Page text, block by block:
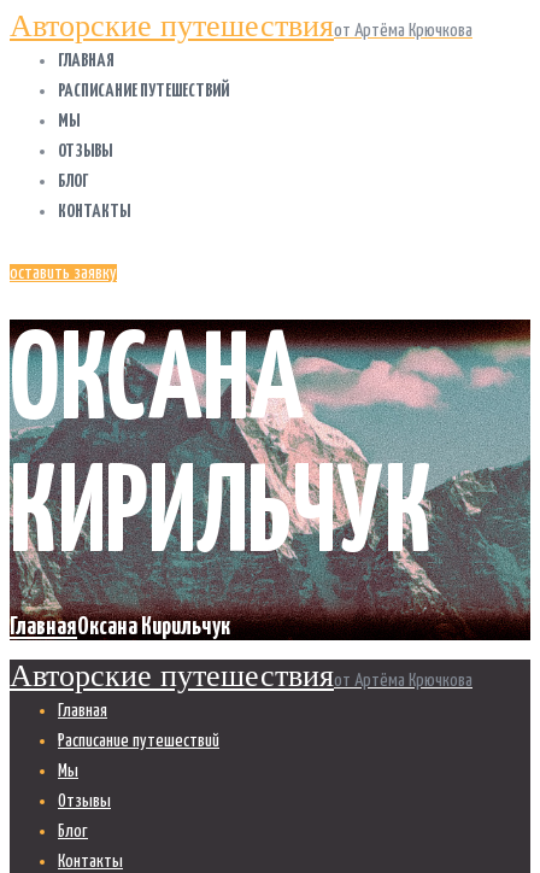
Авторские путешествияот Артёма Крючкова
ГЛАВНАЯ
РАСПИСАНИЕ ПУТЕШЕСТВИЙ
МЫ
ОТЗЫВЫ
БЛОГ
КОНТАКТЫ
оставить заявку
ОКСАНА
КИРИЛЬЧУК
ГлавнаяОксана Кирильчук
Авторские путешествияот Артёма Крючкова
Главная
Расписание путешествий
Мы
Отзывы
Блог
Контакты